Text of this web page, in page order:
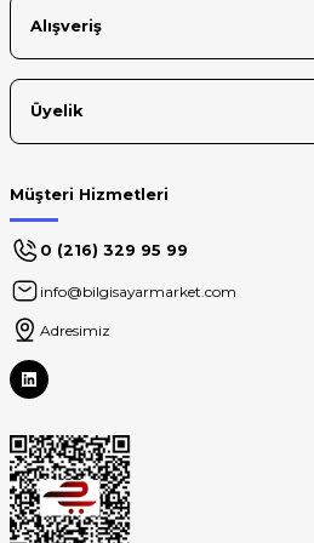
Alışveriş
Üyelik
Müşteri Hizmetleri
0 (216) 329 95 99
info@bilgisayarmarket.com
Adresimiz